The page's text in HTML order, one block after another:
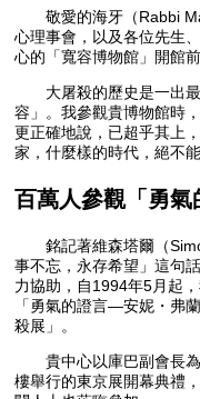
敬愛的海牙（Rabbi
心理事會，以及各位先生
心的「寬容博物館」開館
大屠殺的歷史是一出最
容」。我參觀貴博物館時
更正確地說，已超乎其上
家，什麼樣的時代，絕不
百萬人參觀「勇氣
銘記著維森塔爾（
事不忘，永存希望」這句
力協助，自1994年5月起
「勇氣的證言—安妮・弗
殺展」。
貴中心以庫巴副會長為
樓舉行的東京展開幕典禮